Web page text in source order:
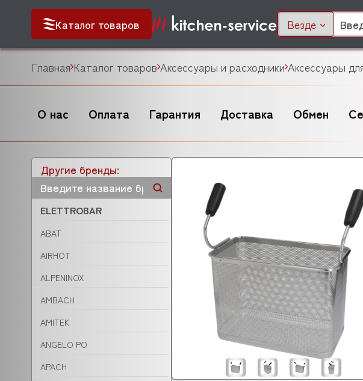
Каталог товаров Везде
Главная Каталог товаров Аксессуары и расходники Аксессуары
О нас Оплата Гарантия Доставка Обмен
Другие бренды:
ELETTROBAR
ABAT
AIRHOT
ALPENINOX
AMBACH
AMITEK
ANGELO PO
APACH